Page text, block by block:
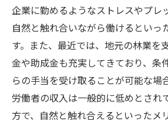
企業に勤めるようなストレスやプレ
自然と触れ合いながら働けるといっ
す。また、最近では、地元の林業を
金や助成金も充実してきており、条
らの手当を受け取ることが可能な場
労働者の収入は一般的に低めとされ
方で、自然と触れ合えるといったメ